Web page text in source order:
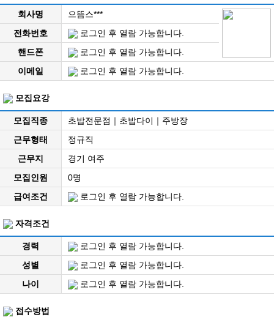
회사명
으뜸스***
전화번호
로그인 후 열람 가능합니다.
핸드폰
로그인 후 열람 가능합니다.
이메일
로그인 후 열람 가능합니다.
모집요강
모집직종
초밥전문점｜초밥다이｜주방장
근무형태
정규직
근무지
경기 여주
모집인원
0명
급여조건
로그인 후 열람 가능합니다.
자격조건
경력
로그인 후 열람 가능합니다.
성별
로그인 후 열람 가능합니다.
나이
로그인 후 열람 가능합니다.
접수방법